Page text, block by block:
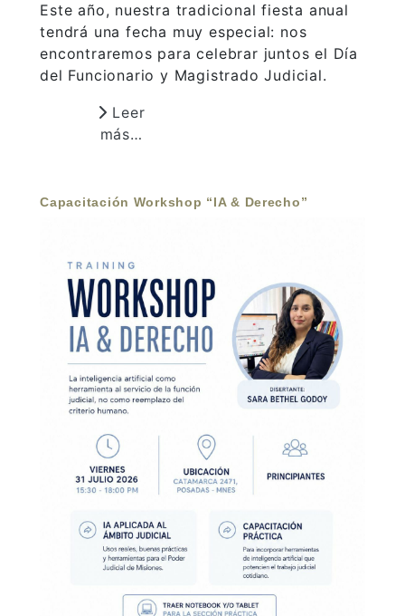
Este año, nuestra tradicional fiesta anual
tendrá una fecha muy especial: nos
encontraremos para celebrar juntos el Día
del Funcionario y Magistrado Judicial.
Leer
más…
Capacitación Workshop “IA & Derecho”